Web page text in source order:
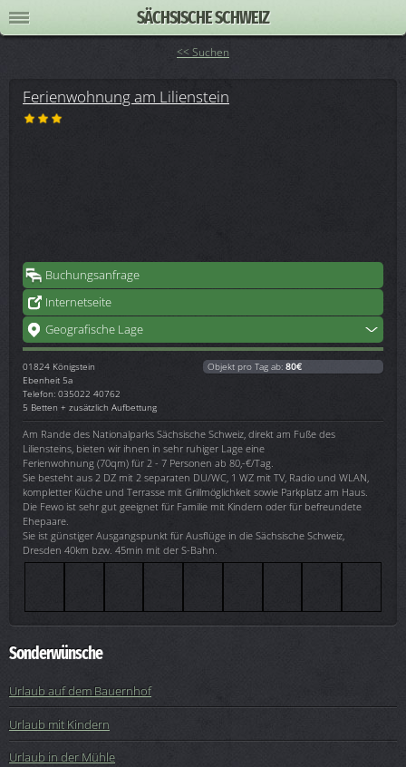
SÄCHSISCHE SCHWEIZ
<< Suchen
Ferienwohnung am Lilienstein
Buchungsanfrage
Internetseite
Geografische Lage
01824 Königstein
Ebenheit 5a
Telefon: 035022 40762
5 Betten + zusätzlich Aufbettung
Objekt pro Tag ab: 80€
Am Rande des Nationalparks Sächsische Schweiz, direkt am Fuße des
Liliensteins, bieten wir ihnen in sehr ruhiger Lage eine
Ferienwohnung (70qm) für 2 - 7 Personen ab 80,-€/Tag.
Sie besteht aus 2 DZ mit 2 separaten DU/WC, 1 WZ mit TV, Radio und WLAN,
kompletter Küche und Terrasse mit Grillmöglichkeit sowie Parkplatz am Haus.
Die Fewo ist sehr gut geeignet für Familie mit Kindern oder für befreundete
Ehepaare.
Sie ist günstiger Ausgangspunkt für Ausflüge in die Sächsische Schweiz,
Dresden 40km bzw. 45min mit der S-Bahn.
Sonderwünsche
Urlaub auf dem Bauernhof
Urlaub mit Kindern
Urlaub in der Mühle